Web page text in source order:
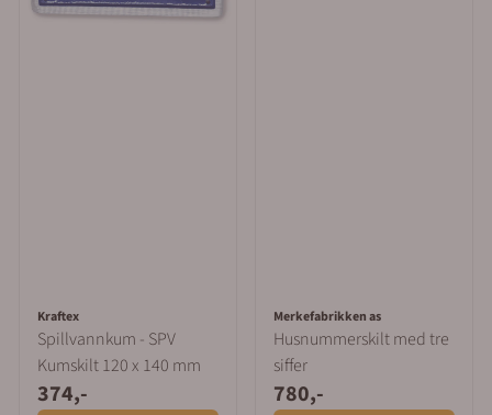
Kraftex
Spillvannkum - SPV
Kumskilt 120 x 140 mm
374,-
Merkefabrikken as
Husnummerskilt med tre
siffer
780,-